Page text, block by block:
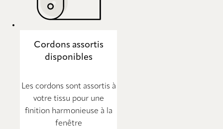
Cordons assortis
disponibles
Les cordons sont assortis à
votre tissu pour une
finition harmonieuse à la
fenêtre